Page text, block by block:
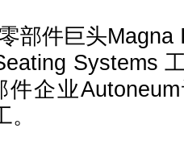
部件巨头Magna
Systems
企业